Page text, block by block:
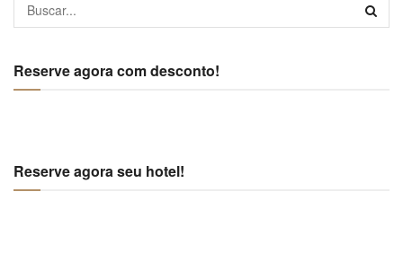
Reserve agora com desconto!
Reserve agora seu hotel!